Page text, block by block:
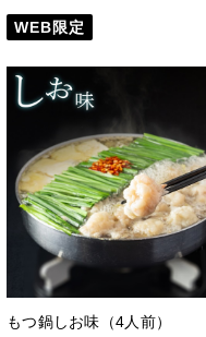
WEB限定
もつ鍋しお味（4人前）